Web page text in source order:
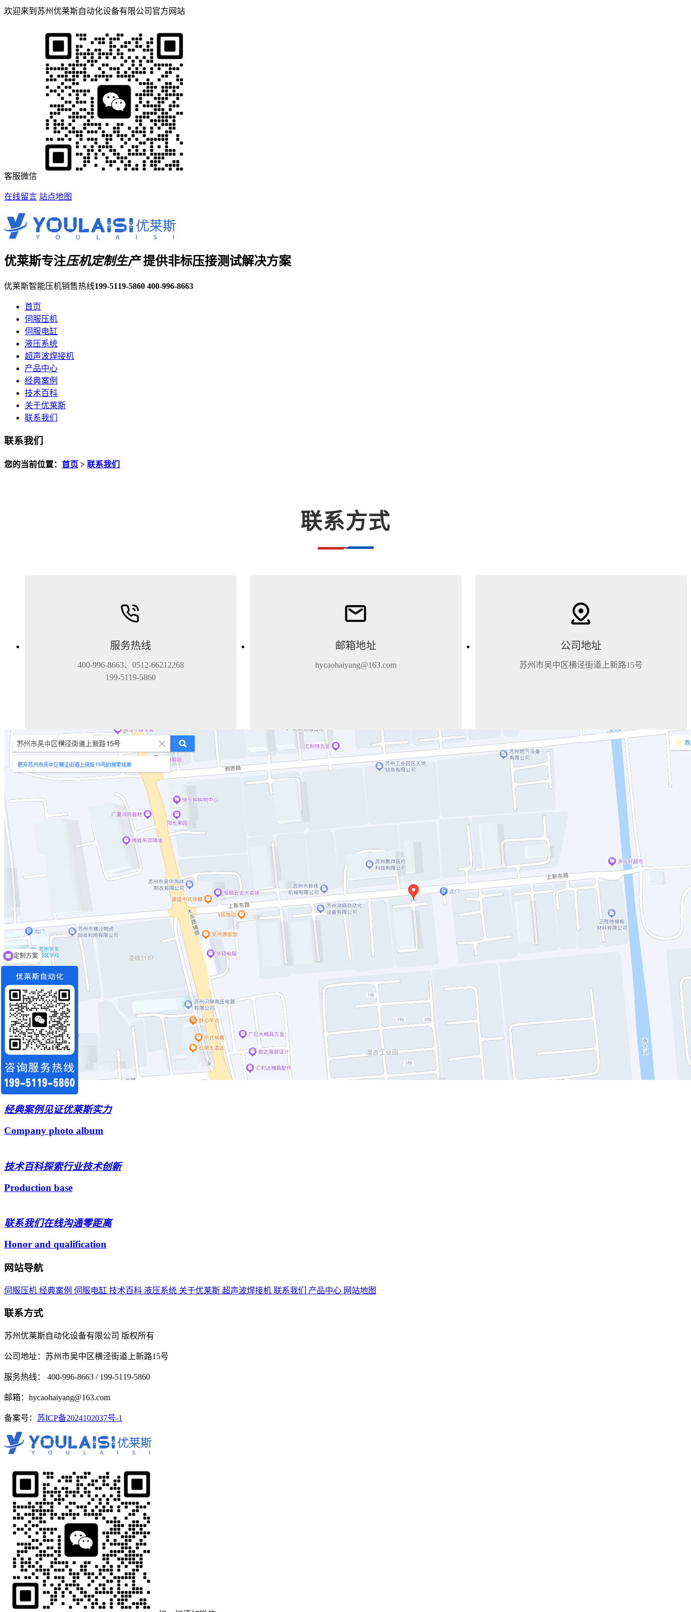
欢迎来到苏州优莱斯自动化设备有限公司官方网站
客服微信
在线留言 站点地图
优莱斯专注压机定制生产 提供非标压接测试解决方案
优莱斯智能压机销售热线199-5119-5860 400-996-8663
首页
伺服压机
伺服电缸
液压系统
超声波焊接机
产品中心
经典案例
技术百科
关于优莱斯
联系我们
联系我们
您的当前位置： 首页 > 联系我们
联系方式
服务热线
400-996-8663、0512-66212268
199-5119-5860
邮箱地址
hycaohaiyang@163.com
公司地址
苏州市吴中区横泾街道上新路15号
经典案例见证优莱斯实力
Company photo album
技术百科探索行业技术创新
Production base
联系我们在线沟通零距离
Honor and qualification
网站导航
伺服压机 经典案例 伺服电缸 技术百科 液压系统 关于优莱斯 超声波焊接机 联系我们 产品中心 网站地图
联系方式
苏州优莱斯自动化设备有限公司 版权所有
公司地址：苏州市吴中区横泾街道上新路15号
服务热线： 400-996-8663 / 199-5119-5860
邮箱：hycaohaiyang@163.com
备案号： 苏ICP备2024102037号-1
定制方案